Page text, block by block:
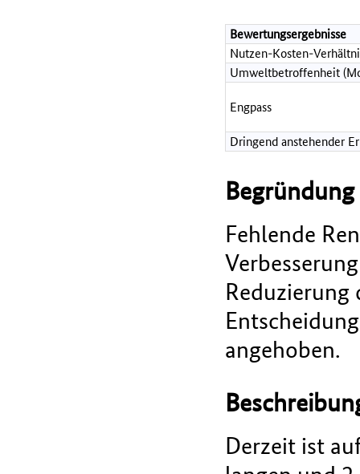
Bewertungsergebnisse
Nutzen-Kosten-
Umweltbetroffenheit
Engpass
Dringend anstehender
Fehlende
angehoben.
Derzeit ist